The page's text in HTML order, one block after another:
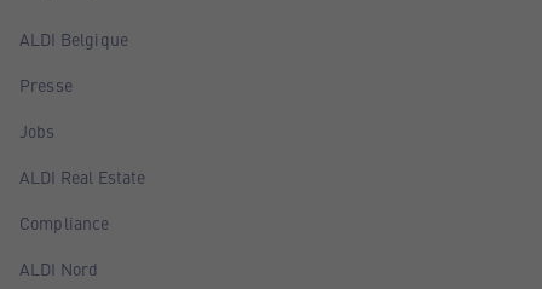
ALDI Belgique
Presse
Jobs
ALDI Real Estate
Compliance
ALDI Nord